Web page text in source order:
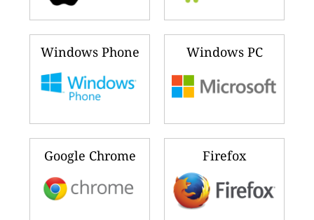
Windows Phone Windows PC
Google Chrome Firefox